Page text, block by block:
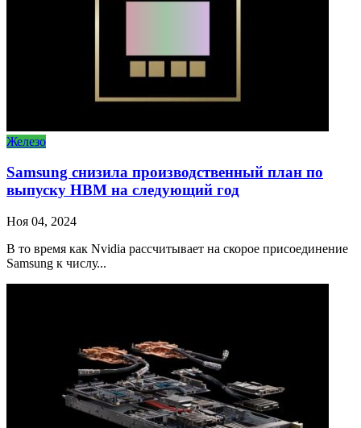
Железо
Samsung снизила производственный план по
выпуску HBM на следующий год
Ноя 04, 2024
В то время как Nvidia рассчитывает на скорое присоединение
Samsung к числу...